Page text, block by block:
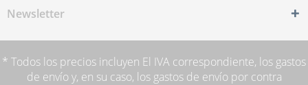
Newsletter
* Todos los precios incluyen El IVA correspondiente, los gastos
de envíoy, en su caso, los gastos de envío por contra